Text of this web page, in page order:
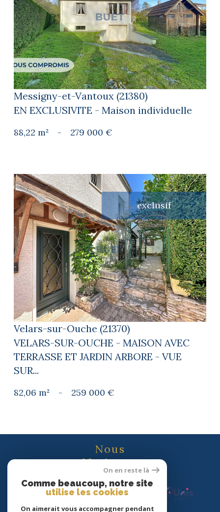
voir le bien
Messigny-et-Vantoux (21380)
EN EXCLUSIVITE - Maison individuelle
88,22 m² - 279 000 €
exclusif
voir le bien
Velars-sur-Ouche (21370)
VELARS-SUR-OUCHE - MAISON AVEC
TERRASSE ET JARDIN ARBORE - VUE
SUR...
82,06 m² - 259 000 €
Nous
adhérons
On en reste là
Comme beaucoup, notre site
utilise les cookies
On aimerait vous accompagner pendant